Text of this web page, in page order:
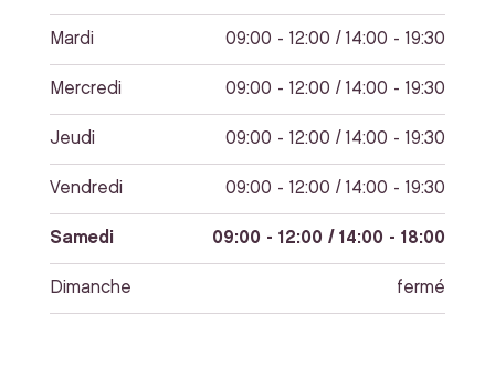
Mardi 09:00 - 12:00 / 14:00 - 19:30
Mercredi 09:00 - 12:00 / 14:00 - 19:30
Jeudi 09:00 - 12:00 / 14:00 - 19:30
Vendredi 09:00 - 12:00 / 14:00 - 19:30
Samedi 09:00 - 12:00 / 14:00 - 18:00
Dimanche fermé